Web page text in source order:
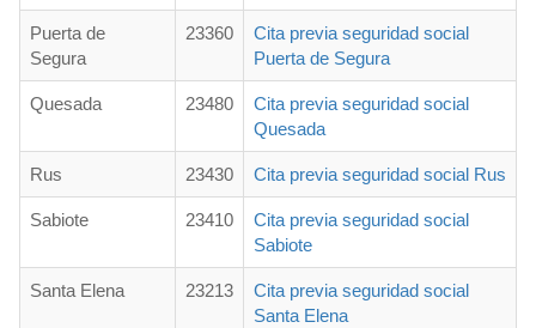
Puerta de
Segura
23360
Cita previa seguridad social
Puerta de Segura
Quesada 23480
Cita previa seguridad social
Quesada
Rus 23430 Cita previa seguridad social Rus
Sabiote 23410
Cita previa seguridad social
Sabiote
Santa Elena 23213
Cita previa seguridad social
Santa Elena